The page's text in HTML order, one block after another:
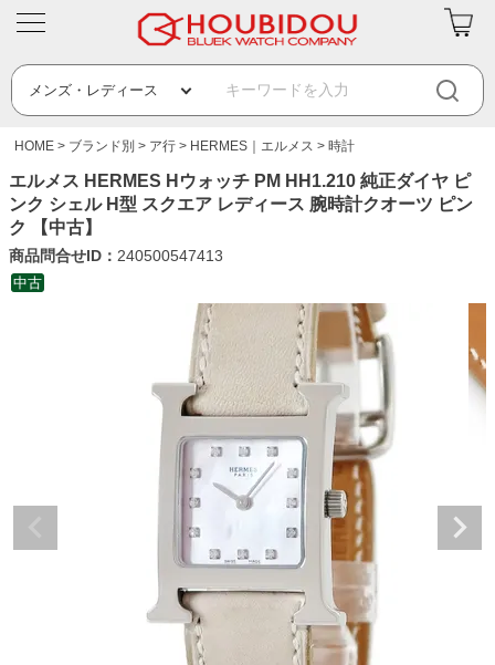
HOME ブランド別 ア行 HERMES｜エルメス 時計
エルメス HERMES Hウォッチ PM HH1.210 純正ダイヤ ピ
ンク シェル H型 スクエア レディース 腕時計クオーツ ピン
ク 【中古】
商品問合せID： 240500547413
中古